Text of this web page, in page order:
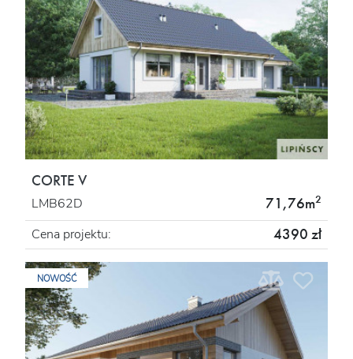
CORTE V
LMB62D 71,76m2
Cena projektu: 4390 zł
NOWOŚĆ